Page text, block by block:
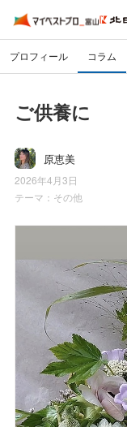
プロフィール コラム
ご供養に
原恵美
2026年4月3日
テーマ： その他